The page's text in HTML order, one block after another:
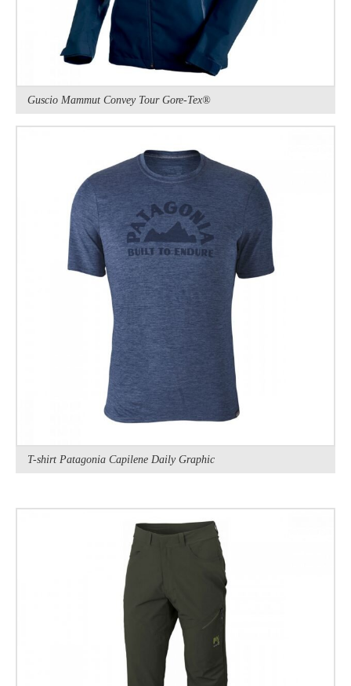
Guscio Mammut Convey Tour Gore-Tex®
T-shirt Patagonia Capilene Daily Graphic